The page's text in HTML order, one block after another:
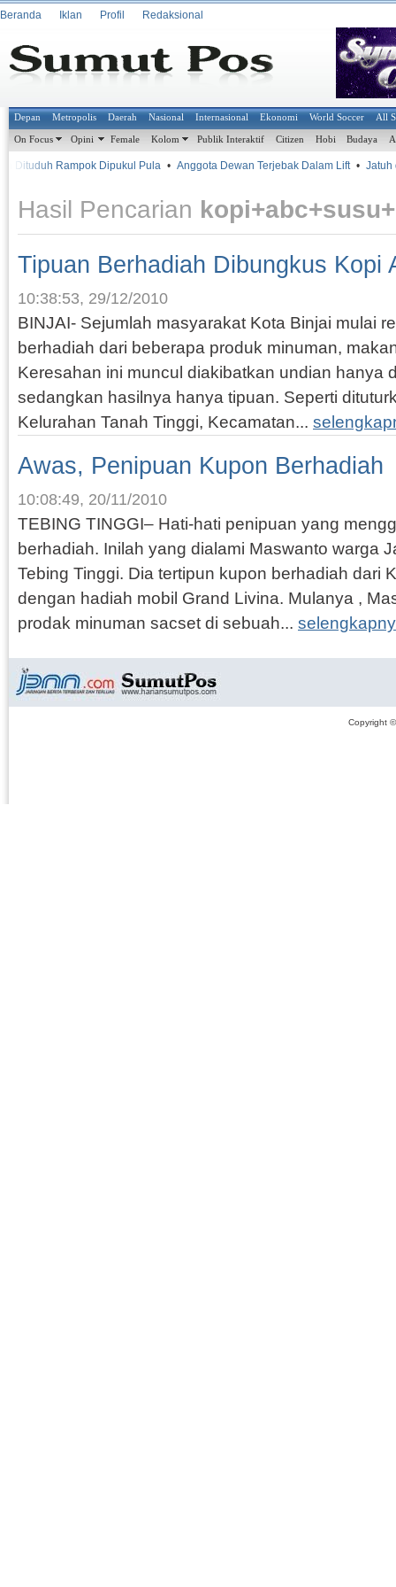
Beranda Iklan Profil Redaksional
Depan Metropolis Daerah Nasional Internasional Ekonomi World Soccer All
On Focus Opini Female Kolom Publik Interaktif Citizen Hobi Budaya
Dituduh Rampok Dipukul Pula • Anggota Dewan Terjebak Dalam Lift • Jatuh
Hasil Pencarian
Tipuan Berhadiah Dibungkus Kopi
10:38:53, 29/12/2010
BINJAI- Sejumlah masyarakat Kota Binjai mulai
berhadiah dari beberapa produk minuman,
Keresahan ini muncul diakibatkan undian hanya
sedangkan hasilnya hanya tipuan. Seperti
Kelurahan Tanah Tinggi, Kecamatan...
Awas, Penipuan Kupon Berhadiah
10:08:49, 20/11/2010
TEBING TINGGI– Hati-hati penipuan yang
berhadiah. Inilah yang dialami Maswanto warga
Tebing Tinggi. Dia tertipun kupon berhadiah dari
dengan hadiah mobil Grand Livina. Mulanya ,
prodak minuman sacset di sebuah...
Copyright